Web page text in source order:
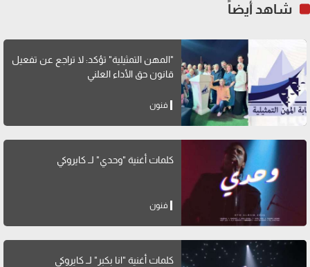
شاهد أيضاً
"المهن التمثيلية" تؤكد: لا تراجع عن تفعيل
قانون حق الأداء العلني
فنون
كلمات أغنية "وحدي" لــ كايروكي
فنون
كلمات أغنية "انا بكبر" لــ كايروكي